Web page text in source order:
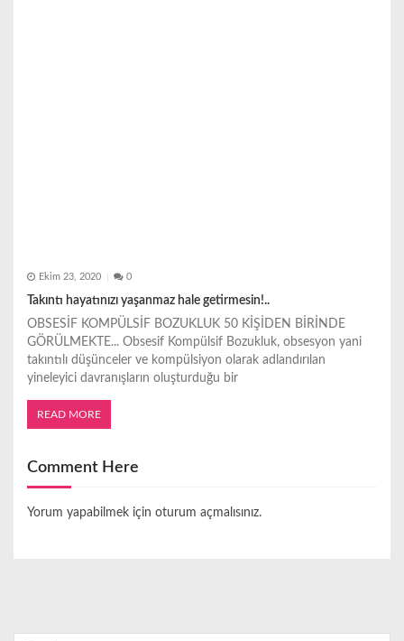
Ekim 23, 2020 0
Takıntı hayatınızı yaşanmaz hale getirmesin!..
OBSESİF KOMPÜLSİF BOZUKLUK 50 KİŞİDEN BİRİNDE
GÖRÜLMEKTE... Obsesif Kompülsif Bozukluk, obsesyon yani
takıntılı düşünceler ve kompülsiyon olarak adlandırılan
yineleyici davranışların oluşturduğu bir
READ MORE
Comment Here
Yorum yapabilmek için oturum açmalısınız.